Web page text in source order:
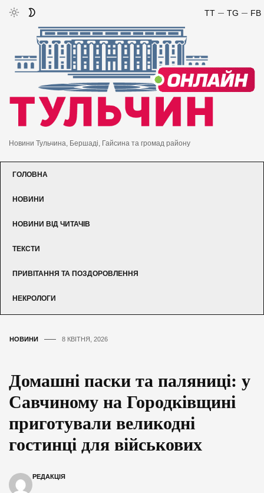
FB
TG
TT
Новини Тульчина, Бершаді, Гайсина та громад району
ГОЛОВНА
НОВИНИ
НОВИНИ ВІД ЧИТАЧІВ
ТЕКСТИ
ПРИВІТАННЯ ТА ПОЗДОРОВЛЕННЯ
НЕКРОЛОГИ
НОВИНИ 8 КВІТНЯ, 2026
Домашні паски та паляниці: у
Савчиному на Городківщині
приготували великодні
гостинці для військових
РЕДАКЦІЯ